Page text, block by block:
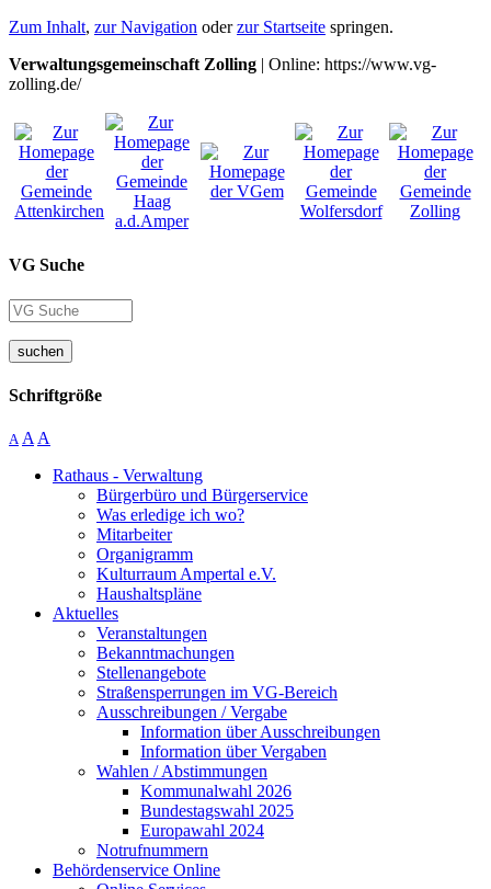
Zum Inhalt, zur Navigation oderzur Startseite springen.
Verwaltungsgemeinschaft Zolling | Online: https://www.vg-
zolling.de/
VG Suche
suchen
Schriftgröße
A A A
Rathaus - Verwaltung
Bürgerbüro und Bürgerservice
Was erledige ich wo?
Mitarbeiter
Organigramm
Kulturraum Ampertal e.V.
Haushaltspläne
Aktuelles
Veranstaltungen
Bekanntmachungen
Stellenangebote
Straßensperrungen im VG-Bereich
Ausschreibungen / Vergabe
Information über Ausschreibungen
Information über Vergaben
Wahlen / Abstimmungen
Kommunalwahl 2026
Bundestagswahl 2025
Europawahl 2024
Notrufnummern
Behördenservice Online